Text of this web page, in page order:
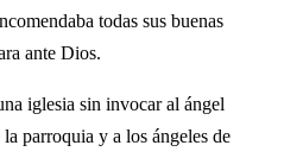
todas sus buenas
ante Dios.
iglesia sin invocar al ángel
parroquia y a los ángeles de